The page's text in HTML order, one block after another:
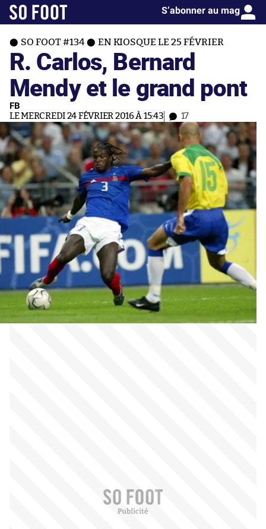
S’abonner au mag
SO FOOT #134 EN KIOSQUE LE 25 FÉVRIER
R. Carlos, Bernard
Mendy et le grand pont
FB
LE MERCREDI 24 FÉVRIER 2016 À 15:43 17